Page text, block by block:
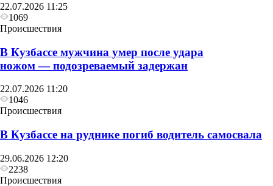
22.07.2026 11:25
1069
Происшествия
В Кузбассе мужчина умер после удара
ножом — подозреваемый задержан
22.07.2026 11:20
1046
Происшествия
В Кузбассе на руднике погиб водитель самосвала
29.06.2026 12:20
2238
Происшествия